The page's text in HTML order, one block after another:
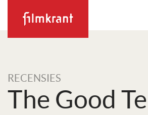
RECENSIES
The Good